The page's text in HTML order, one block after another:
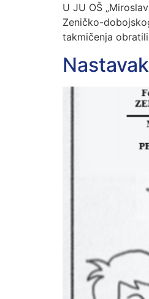
U JU OŠ
Zeničko-
takmičenja